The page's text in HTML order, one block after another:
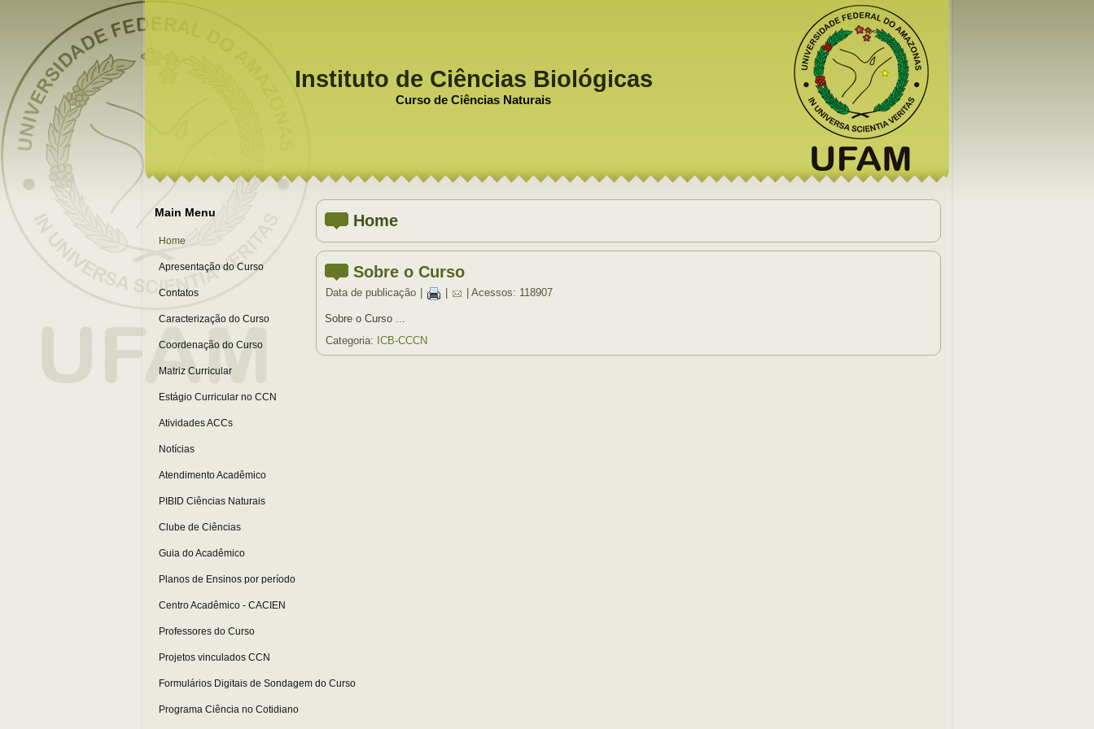
Instituto de Ciências Biológicas
Curso de Ciências Naturais
Main Menu
Home
Apresentação do Curso
Contatos
Caracterização do Curso
Coordenação do Curso
Matriz Curricular
Estágio Curricular no CCN
Atividades ACCs
Notícias
Atendimento Acadêmico
PIBID Ciências Naturais
Clube de Ciências
Guia do Acadêmico
Planos de Ensinos por período
Centro Acadêmico - CACIEN
Professores do Curso
Projetos vinculados CCN
Formulários Digitais de Sondagem do Curso
Programa Ciência no Cotidiano
Home
Sobre o Curso
Data de publicação | Acessos: 118907
Sobre o Curso ...
Categoria: ICB-CCCN